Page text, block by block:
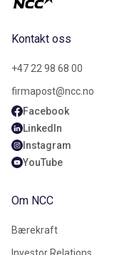
Kontakt oss
+47 22 98 68 00
firmapost@ncc.no
Facebook
LinkedIn
Instagram
YouTube
Om NCC
Bærekraft
Investor Relations